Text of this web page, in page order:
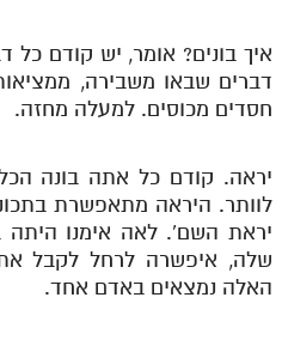
איך בונים? אומר, יש קודם
דברים שבאו משבירה,
חסדים מכוסים. למעלה מחזה.
יראה. קודם כל אתה בונה
לוותר. היראה מתאפשרת
יראת השם'. לאה אימנו היתה
שלה, איפשרה לרחל לקבל
האלה נמצאים באדם אחד.